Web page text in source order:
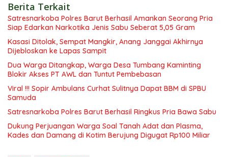
Berita Terkait
Satresnarkoba Polres Barut Berhasil Amankan Seorang Pria
Siap Edarkan Narkotika Jenis Sabu Seberat 5,05 Gram
Kasasi Ditolak, Sempat Mangkir, Anang Janggai Akhirnya
Dijebloskan ke Lapas Sampit
Dua Warga Ditangkap, Warga Desa Tumbang Kaminting
Blokir Akses PT AWL dan Tuntut Pembebasan
Viral !!! Sopir Ambulans Curhat Sulitnya Dapat BBM di SPBU
Samuda
Satresnarkoba Polres Barut Berhasil Ringkus Pria Bawa Sabu
Dukung Perjuangan Warga Soal Tanah Adat dan Plasma,
Kades dan Damang di Kotim Berujung Digugat Rp100 Miliar